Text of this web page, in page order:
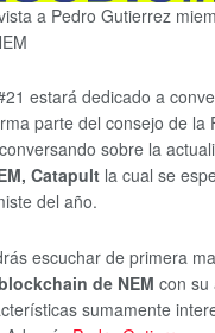
a Pedro Gutierrez
estará dedicado a
parte del consejo de la
sobre la
Catapult la cual se
del año.
escuchar de primera
de NEM con su
sumamente